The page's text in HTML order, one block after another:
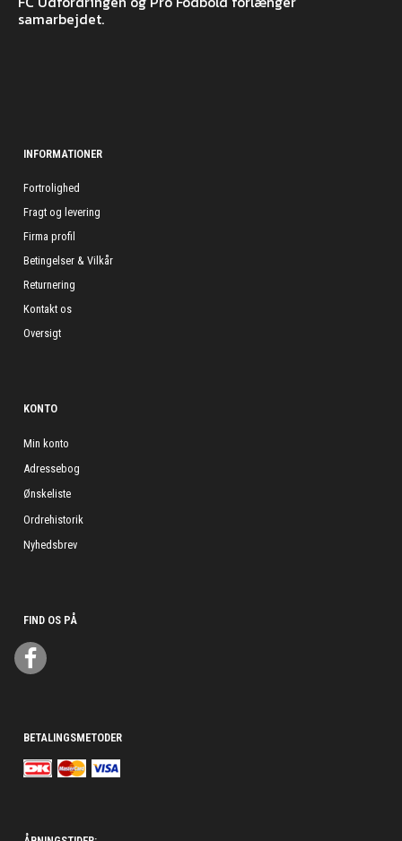
samarbejdet.
INFORMATIONER
Fortrolighed
Fragt og levering
Firma profil
Betingelser & Vilkår
Returnering
Kontakt os
Oversigt
KONTO
Min konto
Adressebog
Ønskeliste
Ordrehistorik
Nyhedsbrev
FIND OS PÅ
BETALINGSMETODER